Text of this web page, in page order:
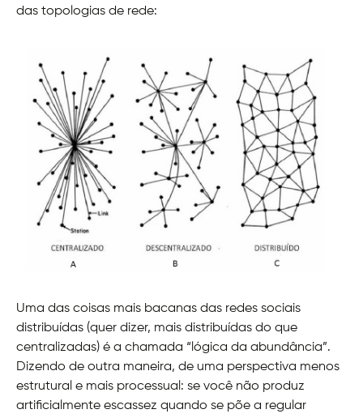
das topologias de rede:
Uma das coisas mais bacanas das redes sociais
distribuídas (quer dizer, mais distribuídas do que
centralizadas) é a chamada “lógica da abundância”.
Dizendo de outra maneira, de uma perspectiva menos
estrutural e mais processual: se você não produz
artificialmente escassez quando se põe a regular